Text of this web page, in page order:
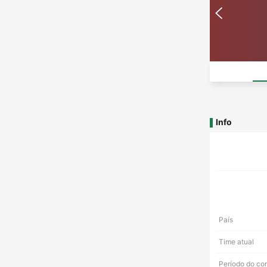
Info
País
Time atual
Período do